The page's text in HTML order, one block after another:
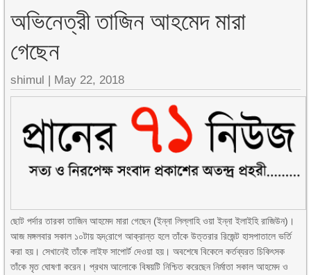
অভিনেত্রী তাজিন আহমেদ মারা
গেছেন
shimul | May 22, 2018
ছোট পর্দার তারকা তাজিন আহমেদ মারা গেছেন (ইন্না লিল্লাহি ওয়া ইন্না ইলাইহি রাজিউন)।
আজ মঙ্গলবার সকাল ১০টায় হৃদ্‌রোগে আক্রান্ত হলে তাঁকে উত্তরার রিজেন্ট হাসপাতালে ভর্তি
করা হয়। সেখানেই তাঁকে লাইফ সাপোর্ট দেওয়া হয়। অবশেষে বিকেলে কর্তব্যরত চিকিৎসক
তাঁকে মৃত ঘোষণা করেন। প্রথম আলোকে বিষয়টি নিশ্চিত করেছেন নির্মাতা সকাল আহমেদ ও